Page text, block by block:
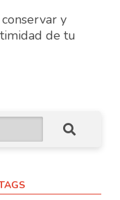
y
de tu